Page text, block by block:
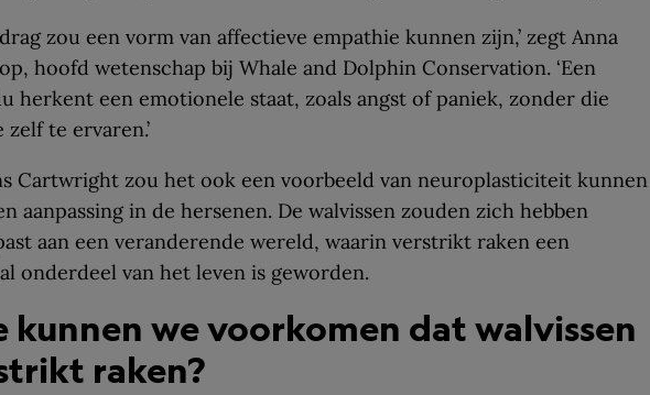
zou een vorm van affectieve empathie kunnen zijn,’ zegt Anna
hoofd wetenschap bij Whale and Dolphin Conservation. ‘Een
herkent een emotionele staat, zoals angst of paniek, zonder die
te ervaren.’
Cartwright zou het ook een voorbeeld van neuroplasticiteit kunnen
aanpassing in de hersenen. De walvissen zouden zich hebben
aan een veranderende wereld, waarin verstrikt raken een
onderdeel van het leven is geworden.
kunnen we voorkomen dat walvissen
raken?